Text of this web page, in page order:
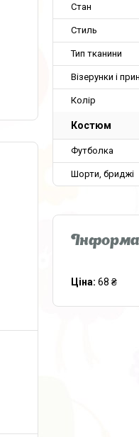
Стан
Стиль
Тип тканини
Візерунки і
Колір
Костюм
Футболка
Шорти, бриджі
Ціна: 68 ₴